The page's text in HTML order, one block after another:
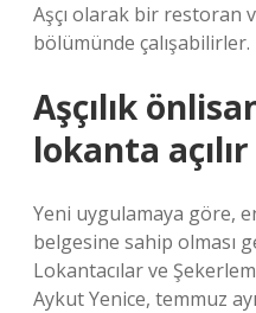
Aşçı olarak bir restoran
bölümünde çalışabilirler.
Aşçılık
lokanta açılır
Yeni uygulamaya göre,
belgesine sahip olması
Lokantacılar ve
Aykut Yenice, temmuz